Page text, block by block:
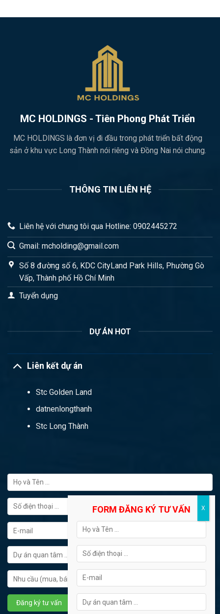
MC HOLDINGS - Tiên Phong Phát Triển
MC HOLDINGS là đơn vị đi đầu trong phát triển bất động
sản ở khu vực Long Thành nói riêng và Đồng Nai nói chung.
THÔNG TIN LIÊN HỆ
Liên hệ với chung tôi qua Hotline: 0902445272
Gmail: mcholding@gmail.com
Số 8 đường số 6, KDC CityLand Park Hills, Phường Gò
Vấp, Thành phố Hồ Chí Minh
Tuyển dụng
DỰ ÁN HOT
Liên kết dự án
Stc Golden Land
datnenlongthanh
Stc Long Thành
FORM ĐĂNG KÝ TƯ VẤN